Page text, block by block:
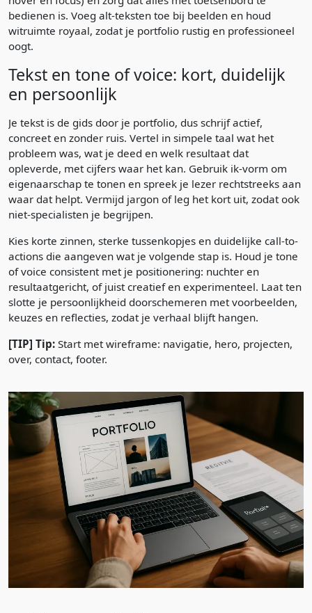
bedienen is. Voeg alt-teksten toe bij beelden en houd
witruimte royaal, zodat je portfolio rustig en professioneel
oogt.
Tekst en tone of voice: kort, duidelijk
en persoonlijk
Je tekst is de gids door je portfolio, dus schrijf actief,
concreet en zonder ruis. Vertel in simpele taal wat het
probleem was, wat je deed en welk resultaat dat
opleverde, met cijfers waar het kan. Gebruik ik-vorm om
eigenaarschap te tonen en spreek je lezer rechtstreeks aan
waar dat helpt. Vermijd jargon of leg het kort uit, zodat ook
niet-specialisten je begrijpen.
Kies korte zinnen, sterke tussenkopjes en duidelijke call-to-
actions die aangeven wat je volgende stap is. Houd je tone
of voice consistent met je positionering: nuchter en
resultaatgericht, of juist creatief en experimenteel. Laat ten
slotte je persoonlijkheid doorschemeren met voorbeelden,
keuzes en reflecties, zodat je verhaal blijft hangen.
[TIP] Tip: Start met wireframe: navigatie, hero, projecten,
over, contact, footer.